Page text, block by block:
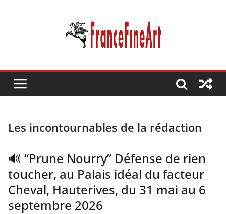
Les incontournables de la rédaction
🔊 “Prune Nourry” Défense de rien
toucher, au Palais idéal du facteur
Cheval, Hauterives, du 31 mai au 6
septembre 2026